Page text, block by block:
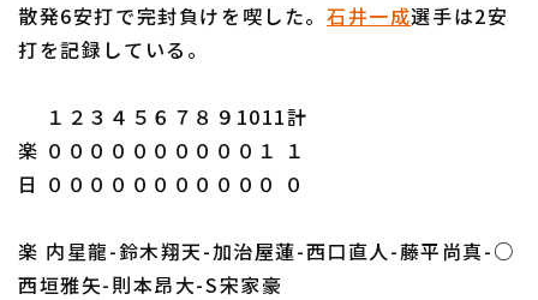
散発6安打で完封負けを喫した。 石井一成選手は2安
打を記録している。
１２３４５６７８９1011計
楽 ００００００００００１ １
日 ０００００００００００ ０
楽 内星龍-鈴木翔天-加治屋蓮-西口直人-藤平尚真-○
西垣雅矢-則本昂大-S宋家豪